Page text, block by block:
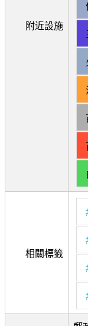
附近設施
相關標籤